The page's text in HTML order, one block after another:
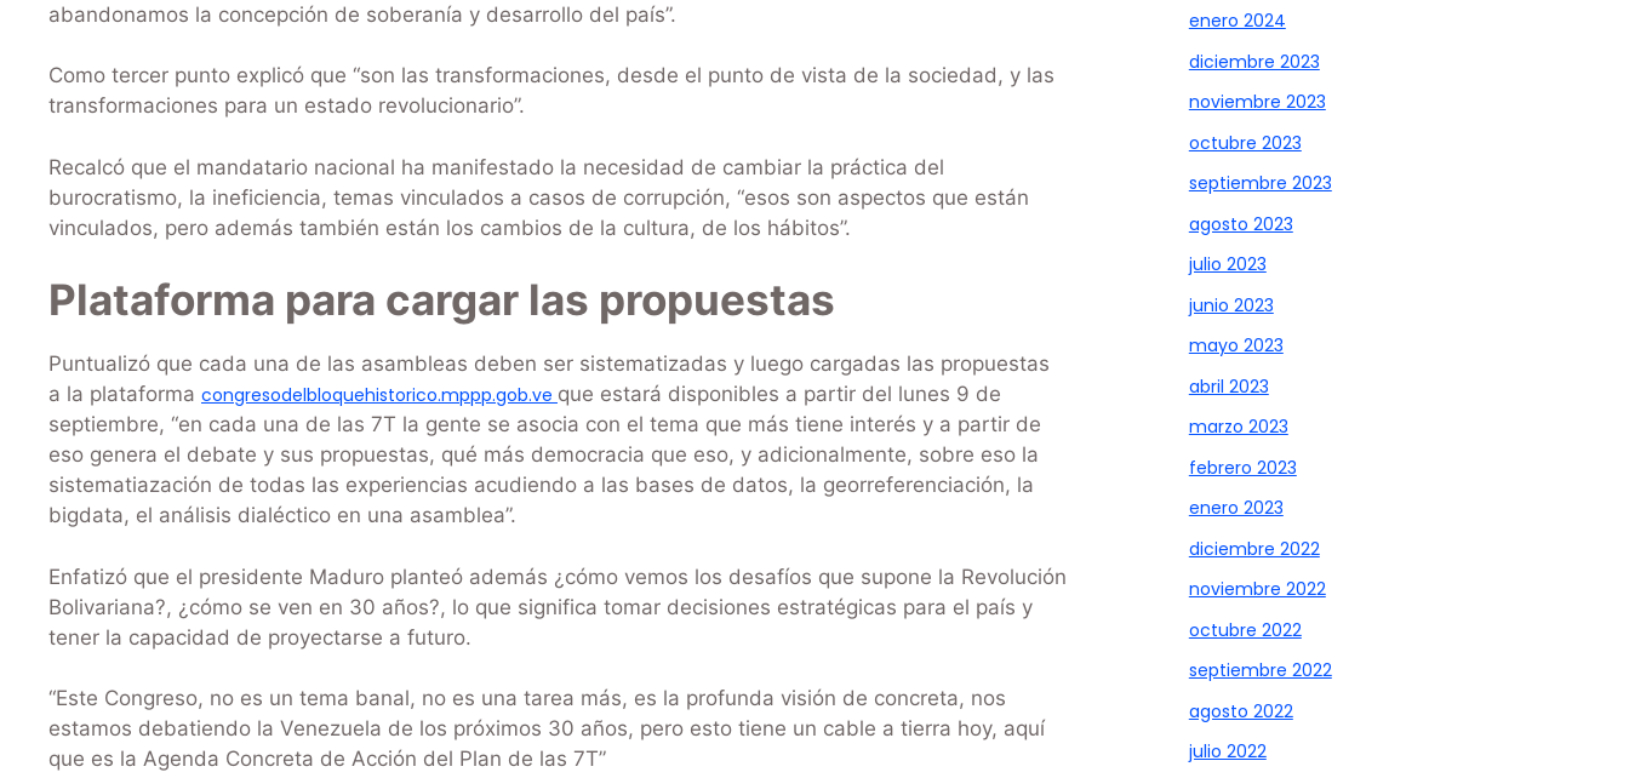
abandonamos la concepción de soberanía y desarrollo del país”.
Como tercer punto explicó que “son las transformaciones, desde el punto de vista de la sociedad, y las
transformaciones para un estado revolucionario”.
Recalcó que el mandatario nacional ha manifestado la necesidad de cambiar la práctica del
burocratismo, la ineficiencia, temas vinculados a casos de corrupción, “esos son aspectos que están
vinculados, pero además también están los cambios de la cultura, de los hábitos”.
Plataforma para cargar las propuestas
Puntualizó que cada una de las asambleas deben ser sistematizadas y luego cargadas las propuestas
a la plataforma congresodelbloquehistorico.mppp.gob.ve que estará disponibles a partir del lunes 9 de
septiembre, “en cada una de las 7T la gente se asocia con el tema que más tiene interés y a partir de
eso genera el debate y sus propuestas, qué más democracia que eso, y adicionalmente, sobre eso la
sistematiazación de todas las experiencias acudiendo a las bases de datos, la georreferenciación, la
bigdata, el análisis dialéctico en una asamblea”.
Enfatizó que el presidente Maduro planteó además ¿cómo vemos los desafíos que supone la Revolución
Bolivariana?, ¿cómo se ven en 30 años?, lo que significa tomar decisiones estratégicas para el país y
tener la capacidad de proyectarse a futuro.
“Este Congreso, no es un tema banal, no es una tarea más, es la profunda visión de concreta, nos
estamos debatiendo la Venezuela de los próximos 30 años, pero esto tiene un cable a tierra hoy, aquí
que es la Agenda Concreta de Acción del Plan de las 7T”
enero 2024
diciembre 2023
noviembre 2023
octubre 2023
septiembre 2023
agosto 2023
julio 2023
junio 2023
mayo 2023
abril 2023
marzo 2023
febrero 2023
enero 2023
diciembre 2022
noviembre 2022
octubre 2022
septiembre 2022
agosto 2022
julio 2022